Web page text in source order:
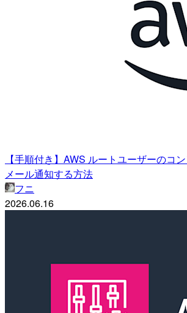
【手順付き】AWS ルートユーザーのコ
メール通知する方法
フニ
2026.06.16